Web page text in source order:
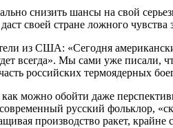
снизить шансы на свой
своей стране ложного
из США: «Сегодня
всегда». Мы сами уже писали,
российских термоядерных
как можно обойти даже
русский фольклор,
производство ракет, крайне